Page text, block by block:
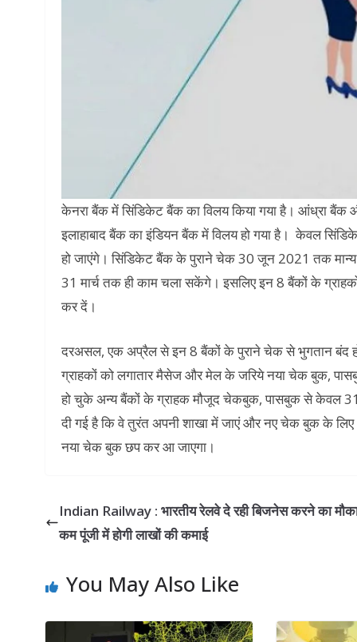
केनरा बैंक में सिंडिकेट बैंक का विलय किया गया है। आंध्रा बैंक
इलाहाबाद बैंक का इंडियन बैंक में विलय हो गया है। केवल
हो जाएंगे। सिंडिकेट बैंक के पुराने चेक 30 जून 2021 तक
31 मार्च तक ही काम चला सकेंगे। इसलिए इन 8 बैंकों के
कर दें।
दरअसल, एक अप्रैल से इन 8 बैंकों के पुराने चेक से भुगतान बंद
ग्राहकों को लगातार मैसेज और मेल के जरिये नया चेक बुक,
हो चुके अन्य बैंकों के ग्राहक मौजूद चेकबुक, पासबुक से केवल
दी गई है कि वे तुरंत अपनी शाखा में जाएं और नए चेक बुक के
नया चेक बुक छप कर आ जाएगा।
Indian Railway : भारतीय रेलवे दे रही बिजनेस करने का
कम पूंजी में होगी लाखों की कमाई
You May Also Like